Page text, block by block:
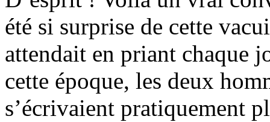
été si surprise de cette
attendait en priant chaque
cette époque, les deux
s’écrivaient pratiquement